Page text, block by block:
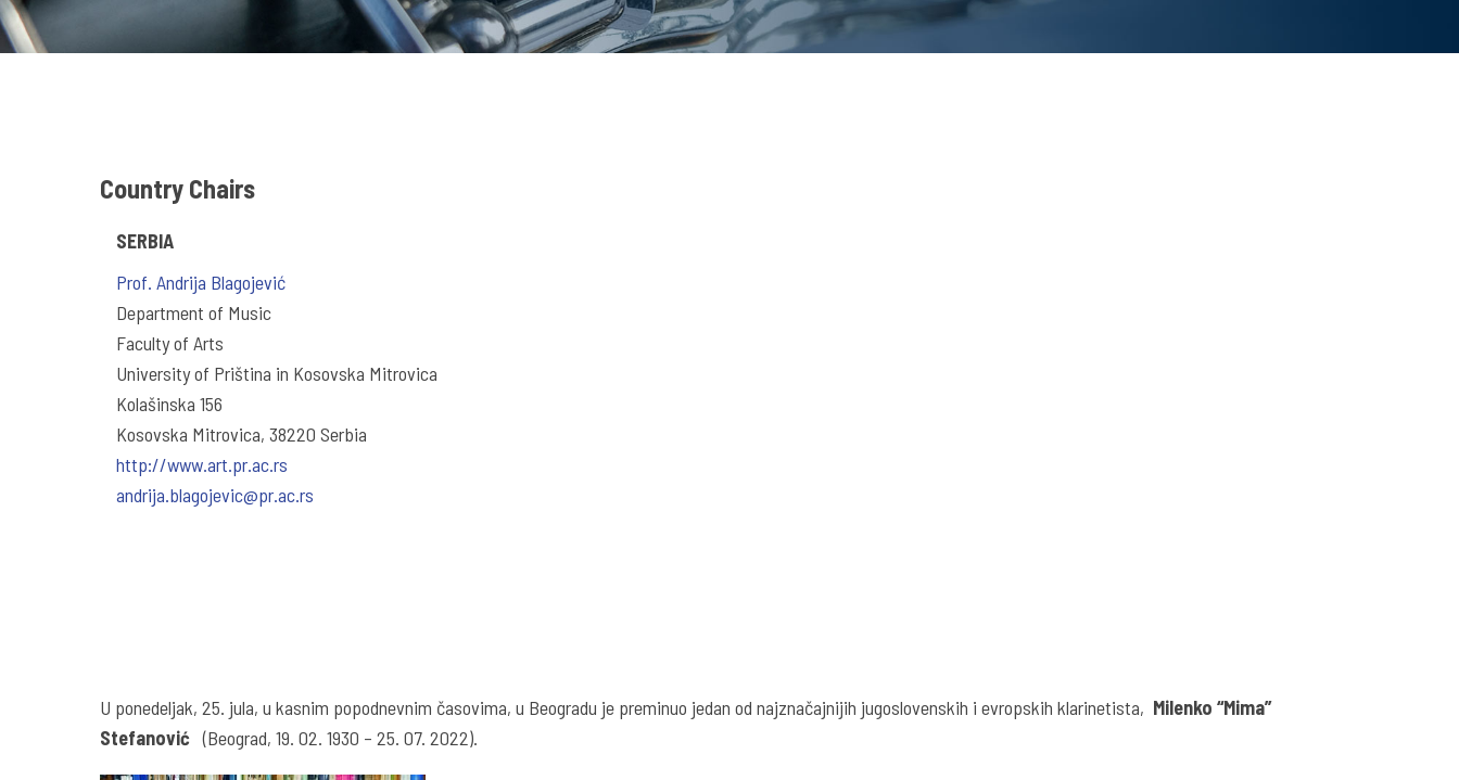
Country Chairs
SERBIA
Prof. Andrija Blagojević
Department of Music
Faculty of Arts
University of Priština in Kosovska Mitrovica
Kolašinska 156
Kosovska Mitrovica, 38220 Serbia
http://www.art.pr.ac.rs
andrija.blagojevic@pr.ac.rs
U ponedeljak, 25. jula, u kasnim popodnevnim časovima, u Beogradu je preminuo jedan od najznačajnijih jugoslovenskih i evropskih klarinetista, Milenko “Mima”
Stefanović (Beograd, 19. 02. 1930 – 25. 07. 2022).